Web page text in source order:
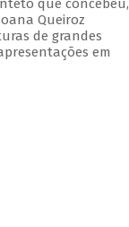
que concebeu,
Queiroz
de grandes
em